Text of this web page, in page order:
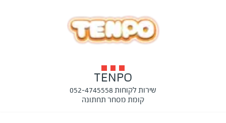
TENPO
שירות לקוחות 052-4745558
קומת מסחר תחתונה